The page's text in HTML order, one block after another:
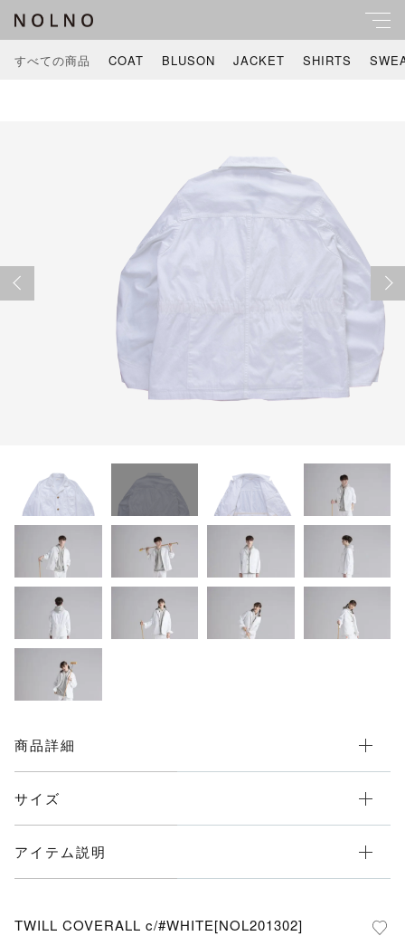
すべての商品 COAT BLUSON JACKET SHIRTS
商品詳細
サイズ
アイテム説明
TWILL COVERALL c/#WHITE[NOL201302]
カートに商品を追加しました
￥53,900
カートを確認する
COAT
BLUSON
OVERALLS
BOTTOMS
SKIRT
キーワード
その他
在庫あり セール